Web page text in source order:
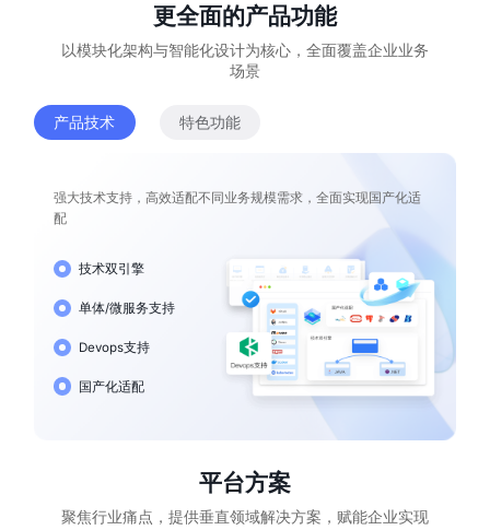
更全面的产品功能
以模块化架构与智能化设计为核心，全面覆盖企业业务
场景
产品技术 特色功能
强大技术支持，高效适配不同业务规模需求，全面实现国产化适
配
技术双引擎
单体/微服务支持
Devops支持
国产化适配
平台方案
聚焦行业痛点，提供垂直领域解决方案，赋能企业实现